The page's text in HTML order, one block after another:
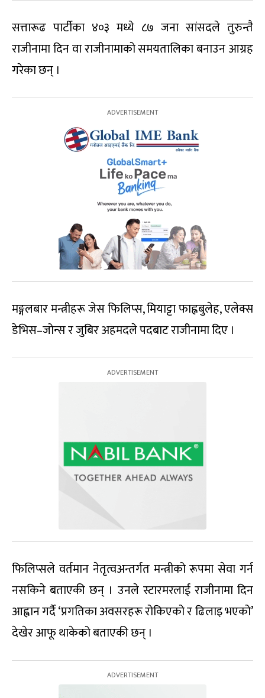
सत्तारूढ पार्टीका ४०३ मध्ये ८७ जना सांसदले तुरुन्तै
राजीनामा दिन वा राजीनामाको समयतालिका बनाउन आग्रह
गरेका छन् ।
मङ्गलबार मन्त्रीहरू जेस फिलिप्स, मियाट्टा फाह्नबुलेह, एलेक्स
डेभिस–जोन्स र जुबिर अहमदले पदबाट राजीनामा दिए ।
फिलिप्सले वर्तमान नेतृत्वअन्तर्गत मन्त्रीको रूपमा सेवा गर्न
नसकिने बताएकी छन् । उनले स्टारमरलाई राजीनामा दिन
आह्वान गर्दै ‘प्रगतिका अवसरहरू रोकिएको र ढिलाइ भएको’
देखेर आफू थाकेको बताएकी छन् ।